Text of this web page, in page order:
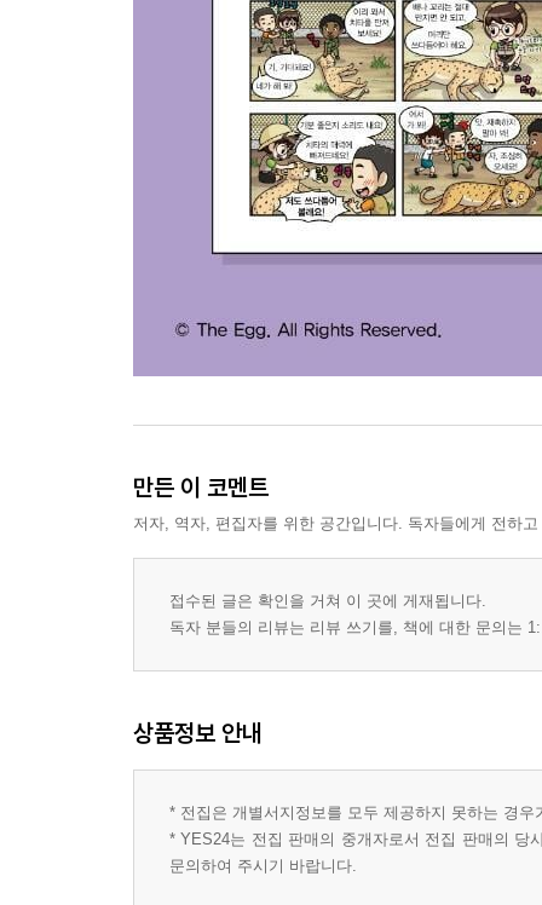
만든 이 코멘트
저자, 역자, 편집자를 위한 공간입니다. 독자들에게 전하
접수된 글은 확인을 거쳐 이 곳에 게재됩니다.
독자 분들의 리뷰는 리뷰 쓰기를, 책에 대한 문의는
상품정보 안내
* 전집은 개별서지정보를 모두 제공하지 못하는 경
* YES24는 전집 판매의 중개자로서 전집 판매의 당
문의하여 주시기 바랍니다.